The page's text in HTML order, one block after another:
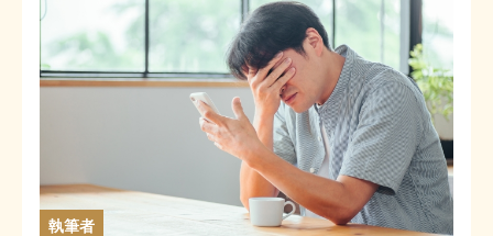
執筆者